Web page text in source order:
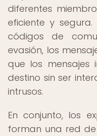
diferentes
eficiente y segura.
códigos de
evasión, los
que los mensajes
destino sin ser
intrusos.
En conjunto, los
forman una red